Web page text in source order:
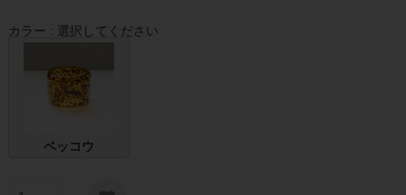
カラー 選択してください
ベッコウ